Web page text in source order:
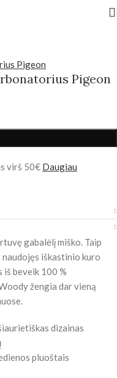
Pigeon
virš 50€ Daugiau
gabalėlį miško. Taip
iškastinio kuro
beveik 100 %
žengia dar vieną
dizainas
pluoštais